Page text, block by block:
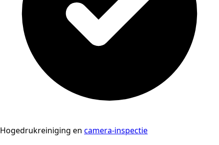
Hogedrukreiniging en camera-inspectie